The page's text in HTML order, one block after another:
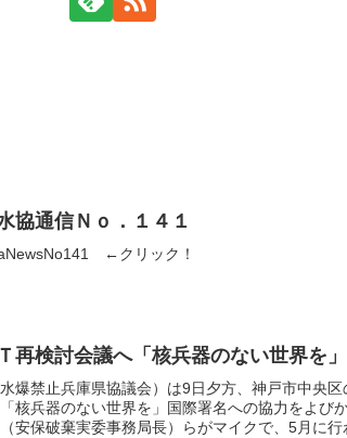
協通信Ｎｏ．１４１
←クリック！
再検討会議へ「核兵器のない世界を
爆禁止兵庫県協議会）は9日夕方、神戸市中央
核兵器のない世界を」国際署名への協力をよび
安保破棄実委事務局長）らがマイクで、5月に行